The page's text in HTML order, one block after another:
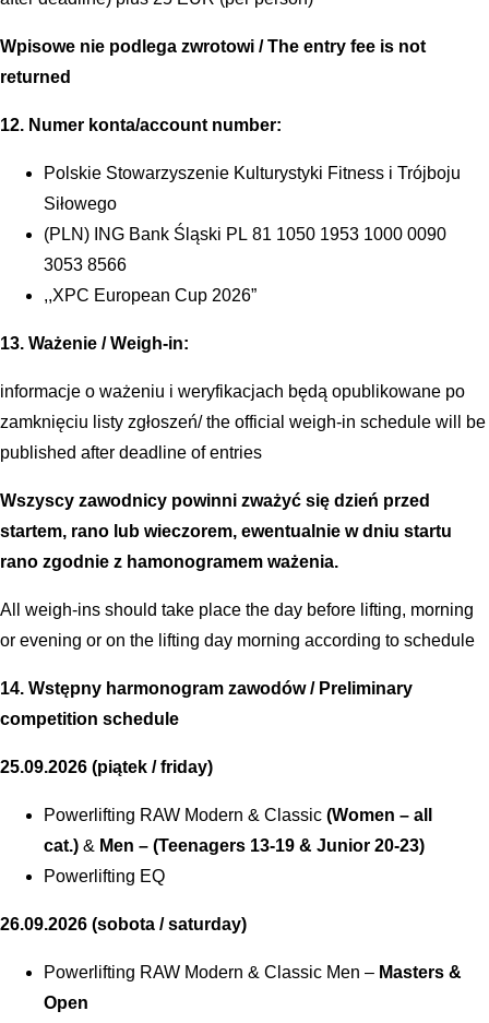
Wpisowe nie podlega zwrotowi / The entry fee is not
returned
12. Numer konta/account number:
Polskie Stowarzyszenie Kulturystyki Fitness i Trójboju
Siłowego
(PLN) ING Bank Śląski PL 81 1050 1953 1000 0090
3053 8566
,,XPC European Cup 2026”
13. Ważenie / Weigh-in:
informacje o ważeniu i weryfikacjach będą opublikowane po
zamknięciu listy zgłoszeń/ the official weigh-in schedule will be
published after deadline of entries
Wszyscy zawodnicy powinni zważyć się dzień przed
startem, rano lub wieczorem, ewentualnie w dniu startu
rano zgodnie z hamonogramem ważenia.
All weigh-ins should take place the day before lifting, morning
or evening or on the lifting day morning according to schedule
14. Wstępny harmonogram zawodów / Preliminary
competition schedule
25.09.2026 (piątek / friday)
Powerlifting RAW Modern & Classic (Women – all
cat.) & Men – (Teenagers 13-19 & Junior 20-23)
Powerlifting EQ
26.09.2026 (sobota / saturday)
Powerlifting RAW Modern & Classic Men – Masters &
Open